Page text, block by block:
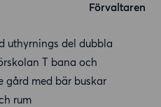
Förvaltaren
uthyrnings del dubbla
T bana och
gård med bär buskar
rum